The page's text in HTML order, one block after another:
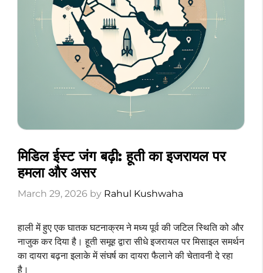
मिडिल ईस्ट जंग बढ़ी: हूती का इजरायल पर
हमला और असर
March 29, 2026 by Rahul Kushwaha
हाली में हुए एक घातक घटनाक्रम ने मध्य पूर्व की जटिल स्थिति को और
नाजुक कर दिया है। हूती समूह द्वारा सीधे इजरायल पर मिसाइल समर्थन
का दायरा बढ़ना इलाके में संघर्ष का दायरा फैलाने की चेतावनी दे रहा
है।